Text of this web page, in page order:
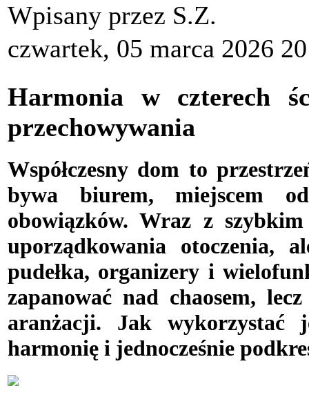
Wpisany przez S.Z.
czwartek, 05 marca 2026
Harmonia w czterech
przechowywania
Współczesny dom to
bywa biurem, miejscem
obowiązków. Wraz z
uporządkowania otoczenia,
pudełka, organizery i
zapanować nad chaosem,
aranżacji. Jak
harmonię i jednocześnie